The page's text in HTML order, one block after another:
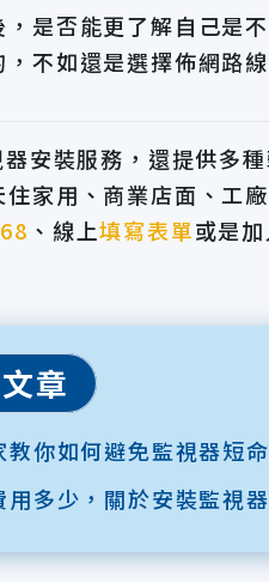
是否能更了解自己是
不如還是選擇佈網路
安裝服務，還提供多
家用、商業店面、工
、線上填寫表單或是
章
你如何避免監視器短命
多少，關於安裝監視